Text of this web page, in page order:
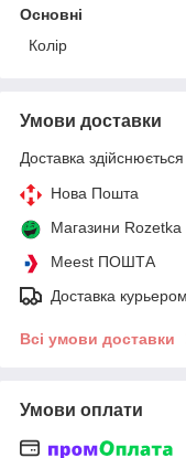
Основні
Колір
Умови доставки
Доставка
Нова Пошта
Магазини Rozetka
Meest ПОШТА
Доставка курьером
Всі умови доставки
Умови оплати